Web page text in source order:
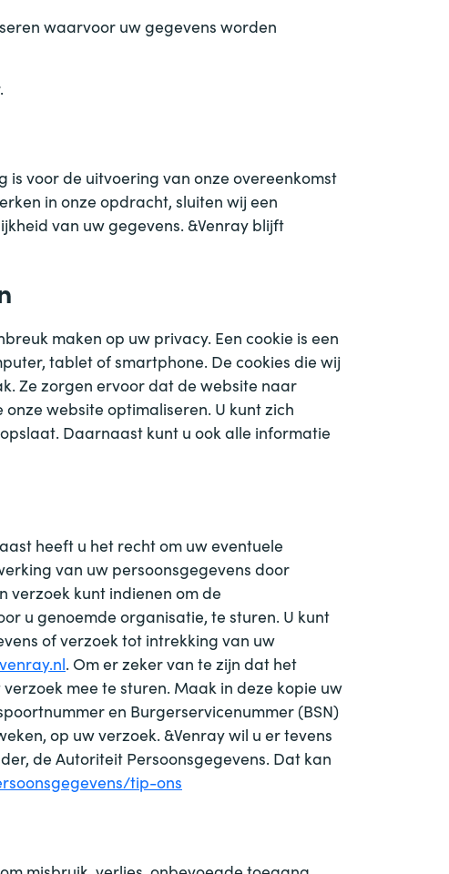
waarvoor uw gegevens worden
voor de uitvoering van onze overeenkomst
in onze opdracht, sluiten wij een
van uw gegevens. &Venray blijft
maken op uw privacy. Een cookie is een
tablet of smartphone. De cookies die wij
Ze zorgen ervoor dat de website naar
website optimaliseren. U kunt zich
Daarnaast kunt u ook alle informatie
heeft u het recht om uw eventuele
van uw persoonsgegevens door
verzoek kunt indienen om de
u genoemde organisatie, te sturen. U kunt
of verzoek tot intrekking van uw
. Om er zeker van te zijn dat het
mee te sturen. Maak in deze kopie uw
en Burgerservicenummer (BSN)
op uw verzoek. &Venray wil u er tevens
de Autoriteit Persoonsgegevens. Dat kan
tip-ons